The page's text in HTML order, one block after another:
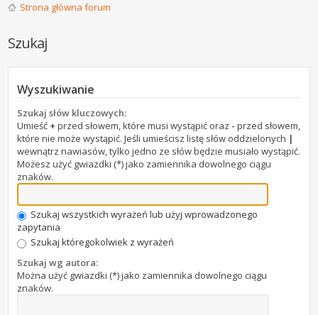
Strona główna forum
Szukaj
Wyszukiwanie
Szukaj słów kluczowych:
Umieść + przed słowem, które musi wystąpić oraz - przed słowem,
które nie może wystąpić. Jeśli umieścisz listę słów oddzielonych |
wewnątrz nawiasów, tylko jedno ze słów będzie musiało wystąpić.
Możesz użyć gwiazdki (*) jako zamiennika dowolnego ciągu
znaków.
Szukaj wszystkich wyrażeń lub użyj wprowadzonego
zapytania
Szukaj któregokolwiek z wyrażeń
Szukaj wg autora:
Można użyć gwiazdki (*) jako zamiennika dowolnego ciągu
znaków.